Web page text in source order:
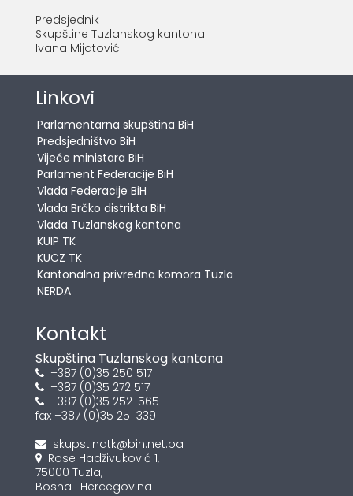
Predsjednik
Skupštine Tuzlanskog kantona
Ivana Mijatović
Linkovi
Parlamentarna skupština BiH
Predsjedništvo BiH
Vijeće ministara BiH
Parlament Federacije BiH
Vlada Federacije BiH
Vlada Brčko distrikta BiH
Vlada Tuzlanskog kantona
KUIP TK
KUCZ TK
Kantonalna privredna komora Tuzla
NERDA
Kontakt
Skupština Tuzlanskog kantona
+387 (0)35 250 517
+387 (0)35 272 517
+387 (0)35 252-565
fax +387 (0)35 251 339
skupstinatk@bih.net.ba
Rose Hadživuković 1,
75000 Tuzla,
Bosna i Hercegovina